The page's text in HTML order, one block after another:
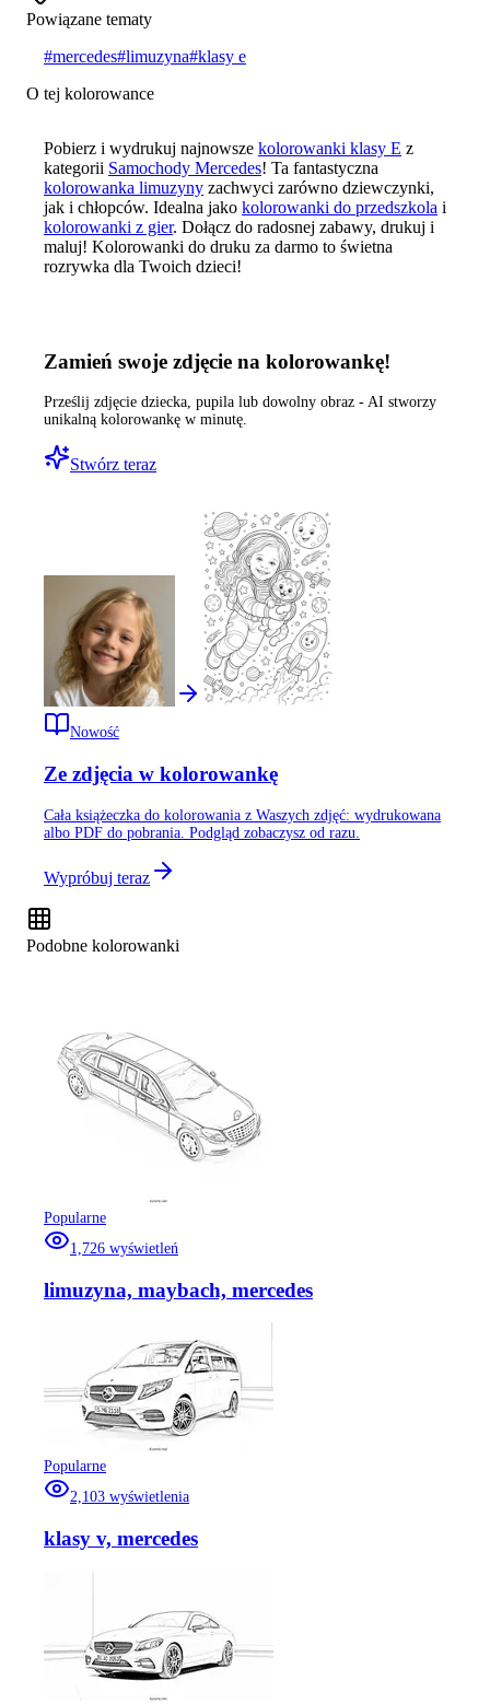
Powiązane tematy
#mercedes#limuzyna#klasy e
O tej kolorowance
Pobierz i wydrukuj najnowsze kolorowanki klasy E z
kategorii Samochody Mercedes! Ta fantastyczna
kolorowanka limuzyny zachwyci zarówno dziewczynki,
jak i chłopców. Idealna jako kolorowanki do przedszkola i
kolorowanki z gier. Dołącz do radosnej zabawy, drukuj i
maluj! Kolorowanki do druku za darmo to świetna
rozrywka dla Twoich dzieci!
Zamień swoje zdjęcie na kolorowankę!
Prześlij zdjęcie dziecka, pupila lub dowolny obraz - AI stworzy
unikalną kolorowankę w minutę.
Stwórz teraz
Nowość
Ze zdjęcia w kolorowankę
Cała książeczka do kolorowania z Waszych zdjęć: wydrukowana
albo PDF do pobrania. Podgląd zobaczysz od razu.
Wypróbuj teraz
Podobne kolorowanki
Popularne
1,726 wyświetleń
limuzyna, maybach, mercedes
Popularne
2,103 wyświetlenia
klasy v, mercedes